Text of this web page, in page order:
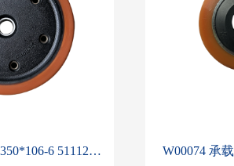
W00081 承载轮 350*106-6 51112013 W00074 承